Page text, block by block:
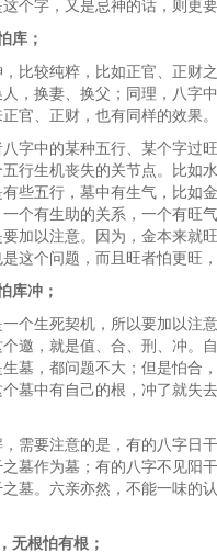
个字，又是忌神的话，则更要
库；
比较纯粹，比如正官、正财
，换妻、换父；同理，八字
官、正财，也有同样的效果。
字中的某种五行、某个字过
行生机丧失的关节点。比如
些五行，墓中有生气，比如
个有生助的关系，一个有旺
加以注意。因为，金本来就
这个问题，而且旺者怕更旺，
库冲；
个生死契机，所以要加以注
邀，就是值、合、刑、冲。
墓，都问题不大；但是怕合
墓中有自己的根，冲了就失
需要注意的是，有的八字日
之墓作为墓；有的八字不见阳
墓。六亲亦然，不能一味的
无根怕有根；